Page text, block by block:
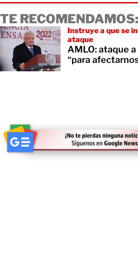
TE RECOMENDAMOS:
Instruye a que se
ataque
AMLO: ataque
“para